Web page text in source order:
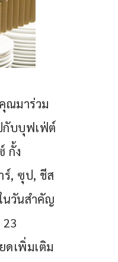
ณมาร่วม
กับบุฟเฟ่ต์
กั้ง
ร์, ซุป, ชีส
นวันสำคัญ
ดเพิ่มเติม